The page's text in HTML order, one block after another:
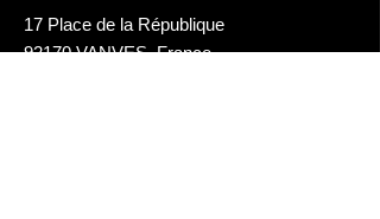
17 Place de la République
92170 VANVES, France